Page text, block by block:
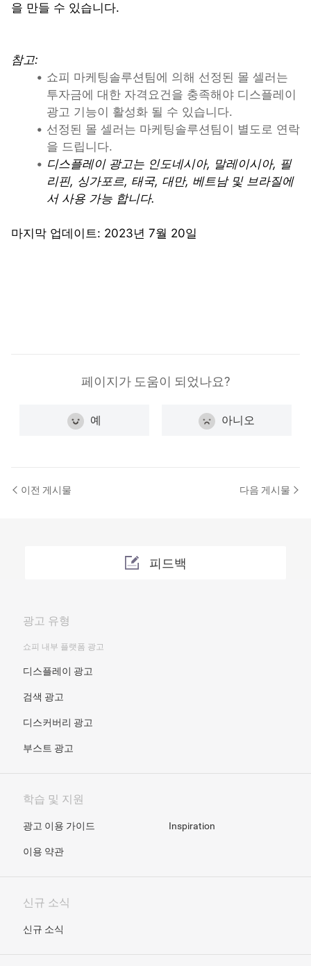
을 만들 수 있습니다.
참고:
쇼피 마케팅솔루션팀에 의해 선정된 몰 셀러는
투자금에 대한 자격요건을 충족해야 디스플레이
광고 기능이 활성화 될 수 있습니다.
선정된 몰 셀러는 마케팅솔루션팀이 별도로 연락
을 드립니다.
디스플레이 광고는 인도네시아, 말레이시아, 필
리핀, 싱가포르, 태국, 대만, 베트남 및 브라질에
서 사용 가능 합니다.
마지막 업데이트: 2023년 7월 20일
페이지가 도움이 되었나요?
예 아니오
이전 게시물 다음 게시물
피드백
광고 유형
쇼피 내부 플랫폼 광고
디스플레이 광고
검색 광고
디스커버리 광고
부스트 광고
학습 및 지원
광고 이용 가이드 Inspiration
이용 약관
신규 소식
신규 소식